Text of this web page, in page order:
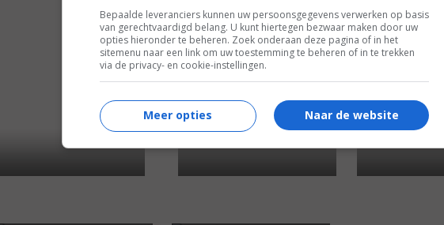
Bepaalde leveranciers kunnen uw persoonsgegevens verwerken op basis
van gerechtvaardigd belang. U kunt hiertegen bezwaar maken door uw
opties hieronder te beheren. Zoek onderaan deze pagina of in het
sitemenu naar een link om uw toestemming te beheren of in te trekken
via de privacy- en cookie-instellingen.
Naar de website
Meer opties